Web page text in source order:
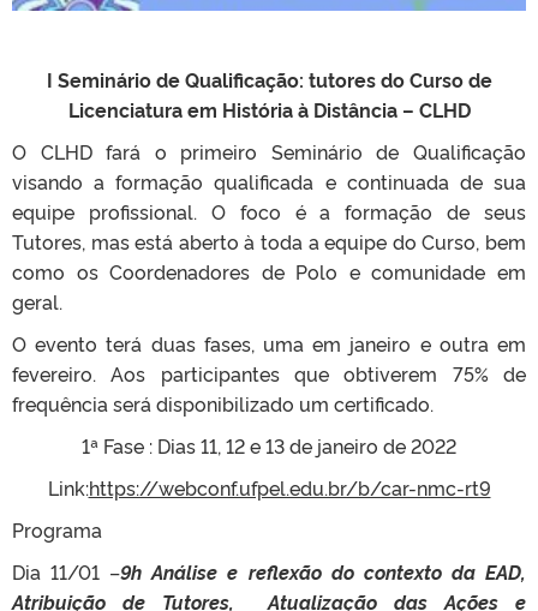
I Seminário de Qualificação: tutores do Curso de
Licenciatura em História à Distância – CLHD
O CLHD fará o primeiro Seminário de Qualificação
visando a formação qualificada e continuada de sua
equipe profissional. O foco é a formação de seus
Tutores, mas está aberto à toda a equipe do Curso, bem
como os Coordenadores de Polo e comunidade em
geral.
O evento terá duas fases, uma em janeiro e outra em
fevereiro. Aos participantes que obtiverem 75% de
frequência será disponibilizado um certificado.
1ª Fase : Dias 11, 12 e 13 de janeiro de 2022
Link:https://webconf.ufpel.edu.br/b/car-nmc-rt9
Programa
Dia 11/01 –9h Análise e reflexão do contexto da EAD,
Atribuição de Tutores, Atualização das Ações e